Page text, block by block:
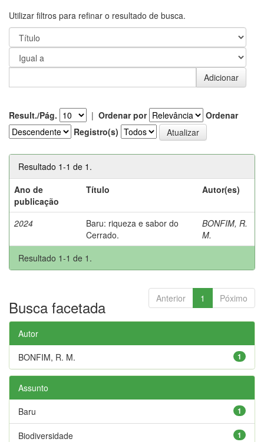
Utilizar filtros para refinar o resultado de busca.
Result./Pág. | Ordenar por
Ordenar
Registro(s)
Resultado 1-1 de 1.
Ano de
publicação
Título Autor(es)
2024
Baru: riqueza e sabor do
Cerrado.
BONFIM, R.
M.
Resultado 1-1 de 1.
Anterior 1 Póximo
Busca facetada
Autor
1
BONFIM, R. M.
Assunto
1
Baru
1
Biodiversidade